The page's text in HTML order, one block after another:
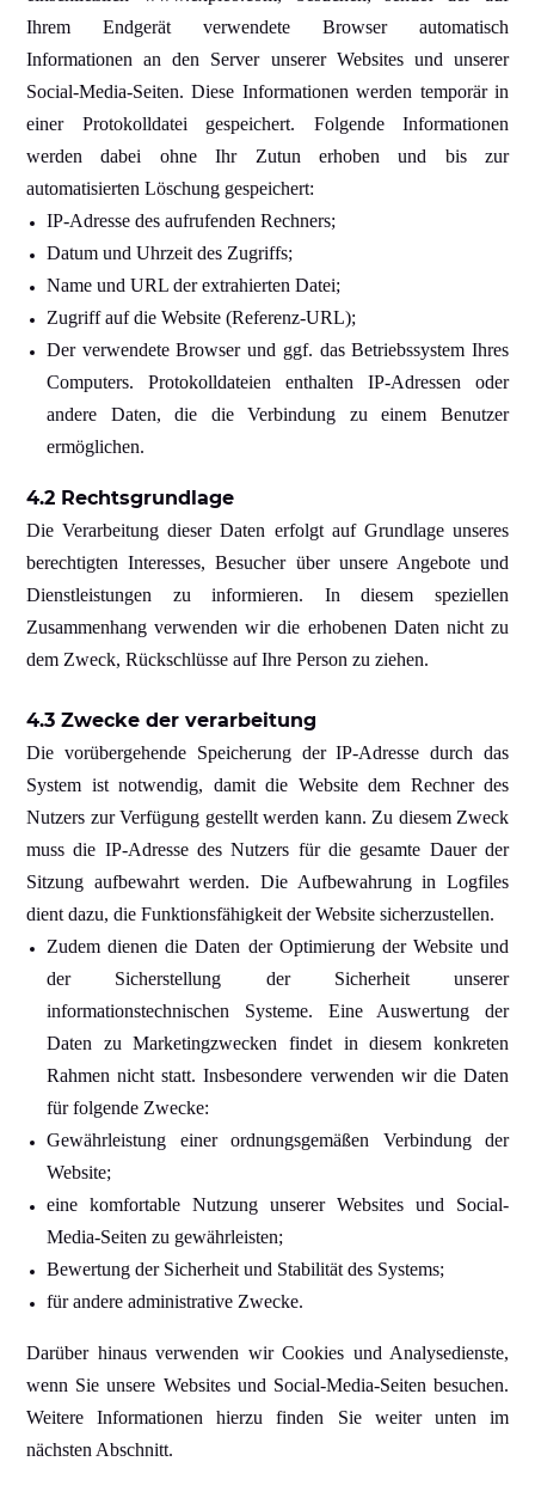
Ihrem Endgerät verwendete Browser automatisch
Informationen an den Server unserer Websites und unserer
Social-Media-Seiten. Diese Informationen werden temporär in
einer Protokolldatei gespeichert. Folgende Informationen
werden dabei ohne Ihr Zutun erhoben und bis zur
automatisierten Löschung gespeichert:
IP-Adresse des aufrufenden Rechners;
Datum und Uhrzeit des Zugriffs;
Name und URL der extrahierten Datei;
Zugriff auf die Website (Referenz-URL);
Der verwendete Browser und ggf. das Betriebssystem Ihres
Computers. Protokolldateien enthalten IP-Adressen oder
andere Daten, die die Verbindung zu einem Benutzer
ermöglichen.
4.2 Rechtsgrundlage
Die Verarbeitung dieser Daten erfolgt auf Grundlage unseres
berechtigten Interesses, Besucher über unsere Angebote und
Dienstleistungen zu informieren. In diesem speziellen
Zusammenhang verwenden wir die erhobenen Daten nicht zu
dem Zweck, Rückschlüsse auf Ihre Person zu ziehen.
4.3 Zwecke der verarbeitung
Die vorübergehende Speicherung der IP-Adresse durch das
System ist notwendig, damit die Website dem Rechner des
Nutzers zur Verfügung gestellt werden kann. Zu diesem Zweck
muss die IP-Adresse des Nutzers für die gesamte Dauer der
Sitzung aufbewahrt werden. Die Aufbewahrung in Logfiles
dient dazu, die Funktionsfähigkeit der Website sicherzustellen.
Zudem dienen die Daten der Optimierung der Website und
der Sicherstellung der Sicherheit unserer
informationstechnischen Systeme. Eine Auswertung der
Daten zu Marketingzwecken findet in diesem konkreten
Rahmen nicht statt. Insbesondere verwenden wir die Daten
für folgende Zwecke:
Gewährleistung einer ordnungsgemäßen Verbindung der
Website;
eine komfortable Nutzung unserer Websites und Social-
Media-Seiten zu gewährleisten;
Bewertung der Sicherheit und Stabilität des Systems;
für andere administrative Zwecke.
Darüber hinaus verwenden wir Cookies und Analysedienste,
wenn Sie unsere Websites und Social-Media-Seiten besuchen.
Weitere Informationen hierzu finden Sie weiter unten im
nächsten Abschnitt.